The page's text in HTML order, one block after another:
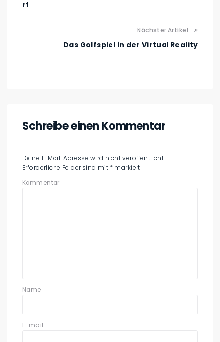
rt
Nächster Artikel
Das Golfspiel in der Virtual Reality
Schreibe einen Kommentar
Deine E-Mail-Adresse wird nicht veröffentlicht.
Erforderliche Felder sind mit * markiert
Kommentar
Name
E-mail